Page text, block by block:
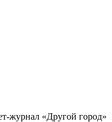
журнал «Другой город»